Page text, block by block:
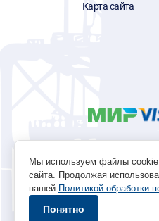
Карта сайта
Политика
© 1996 - 2026
Мы используем файлы
сайта. Продолжая
нашей Политикой обработки
Понятно